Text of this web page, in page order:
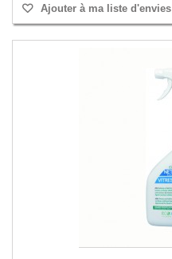
Ajouter à ma liste d'envies